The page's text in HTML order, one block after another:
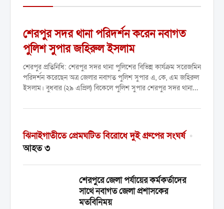
শেরপুর সদর থানা পরিদর্শন করেন নবাগত
পুলিশ সুপার জহিরুল ইসলাম
শেরপুর প্রতিনিধি: শেরপুর সদর থানা পুলিশের বিভিন্ন কার্যক্রম সরেজমিন
পরিদর্শন করেছেন অত্র জেলার নবাগত পুলিশ সুপার এ, কে, এম জহিরুল
ইসলাম। বুধবার (২৯ এপ্রিল) বিকেলে পুলিশ সুপার শেরপুর সদর থানায়
ঝিনাইগাতীতে প্রেমঘটিত বিরোধে দুই গ্রুপের সংঘর্ষ •
আহত ৩
শেরপুরে জেলা পর্যায়ের কর্মকর্তাদের
সাথে নবাগত জেলা প্রশাসকের
মতবিনিময়